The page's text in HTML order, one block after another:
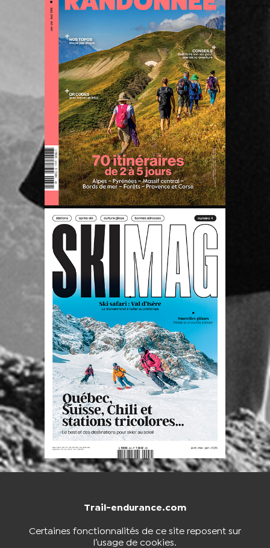
Trail-endurance.com
Certaines fonctionnalités de ce site reposent sur
l’usage de cookies.
NOUS CONTACTER BOUTIQUE